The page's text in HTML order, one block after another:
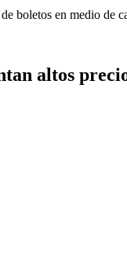
boletos en medio de
altos